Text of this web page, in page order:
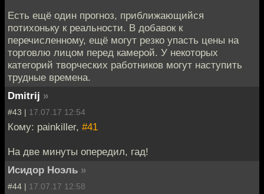
Есть ещё один прогноз, приближающийся
потихоньку к реальности. В добавок к
перечисленному, ещё могут резко упасть цены на
торговлю лицом перед камерой. У некоторых
категорий творческих работников могут наступить
трудные времена.
Dmitrij »
#43 | 17.07.17 12:54
Кому: painkiller, #41
На две минуты опередил, гад!
Исидор Ноэль »
#44 | 17.07.17 12:58